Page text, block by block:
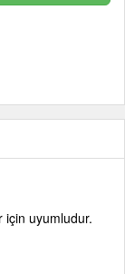
için uyumludur.